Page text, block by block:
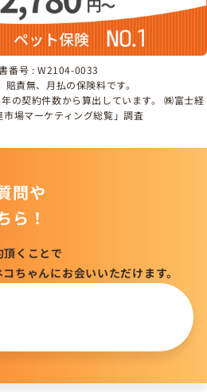
番号 : W2104-0033
責無、月払の保険料です。
の契約件数から算出しています。 ㈱富士経
場マーケティング総覧」調査
問や
ら！
くことで
ちゃんにお会いいただけます。